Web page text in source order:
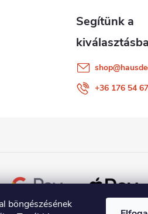
böngészésének
shop@
+36 176 54